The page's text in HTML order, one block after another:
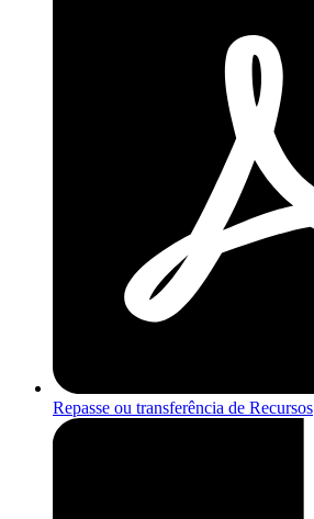
Repasse ou transferência de Recursos